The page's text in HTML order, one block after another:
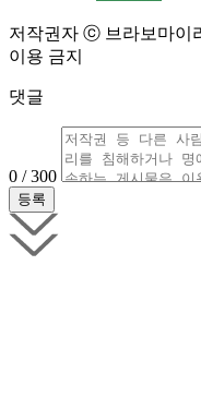
저작권자 ⓒ 브라보마이
이용 금지
댓글
0 / 300